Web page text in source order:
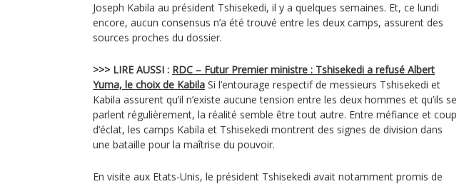
Joseph Kabila au président Tshisekedi, il y a quelques semaines. Et, ce lundi
encore, aucun consensus n’a été trouvé entre les deux camps, assurent des
sources proches du dossier.
>>> LIRE AUSSI : RDC – Futur Premier ministre : Tshisekedi a refusé Albert
Yuma, le choix de Kabila Si l’entourage respectif de messieurs Tshisekedi et
Kabila assurent qu’il n’existe aucune tension entre les deux hommes et qu’ils se
parlent régulièrement, la réalité semble être tout autre. Entre méfiance et coup
d‘éclat, les camps Kabila et Tshisekedi montrent des signes de division dans
une bataille pour la maîtrise du pouvoir.
En visite aux Etats-Unis, le président Tshisekedi avait notamment promis de